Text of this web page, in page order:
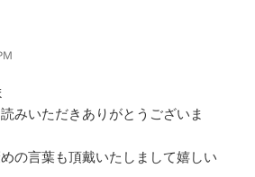
:
みいただきありがとうございま
の言葉も頂戴いたしまして嬉しい